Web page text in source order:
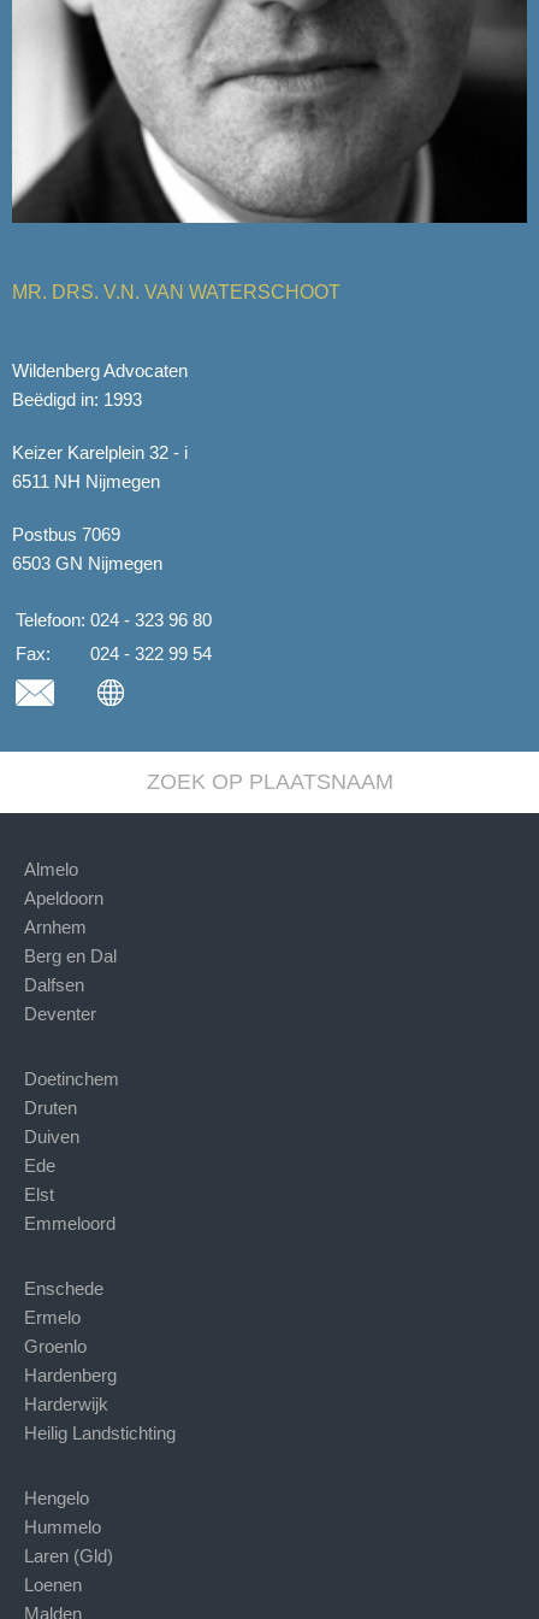
MR. DRS. V.N. VAN WATERSCHOOT
Wildenberg Advocaten
Beëdigd in: 1993
Keizer Karelplein 32 - i
6511 NH Nijmegen
Postbus 7069
6503 GN Nijmegen
Telefoon: 024 - 323 96 80
Fax:
024 - 322 99 54
ZOEK OP PLAATSNAAM
Almelo
Apeldoorn
Arnhem
Berg en Dal
Dalfsen
Deventer
Doetinchem
Druten
Duiven
Ede
Elst
Emmeloord
Enschede
Ermelo
Groenlo
Hardenberg
Harderwijk
Heilig Landstichting
Hengelo
Hummelo
Laren (Gld)
Loenen
Malden